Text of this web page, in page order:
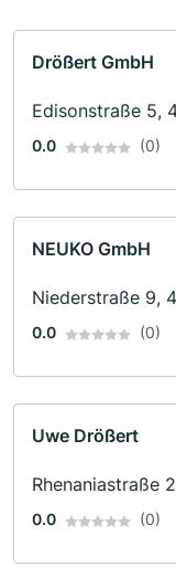
Drößert GmbH
Edisonstraße 5,
0.0 (0)
NEUKO GmbH
Niederstraße 9,
0.0 (0)
Uwe Drößert
Rhenaniastraße
0.0 (0)